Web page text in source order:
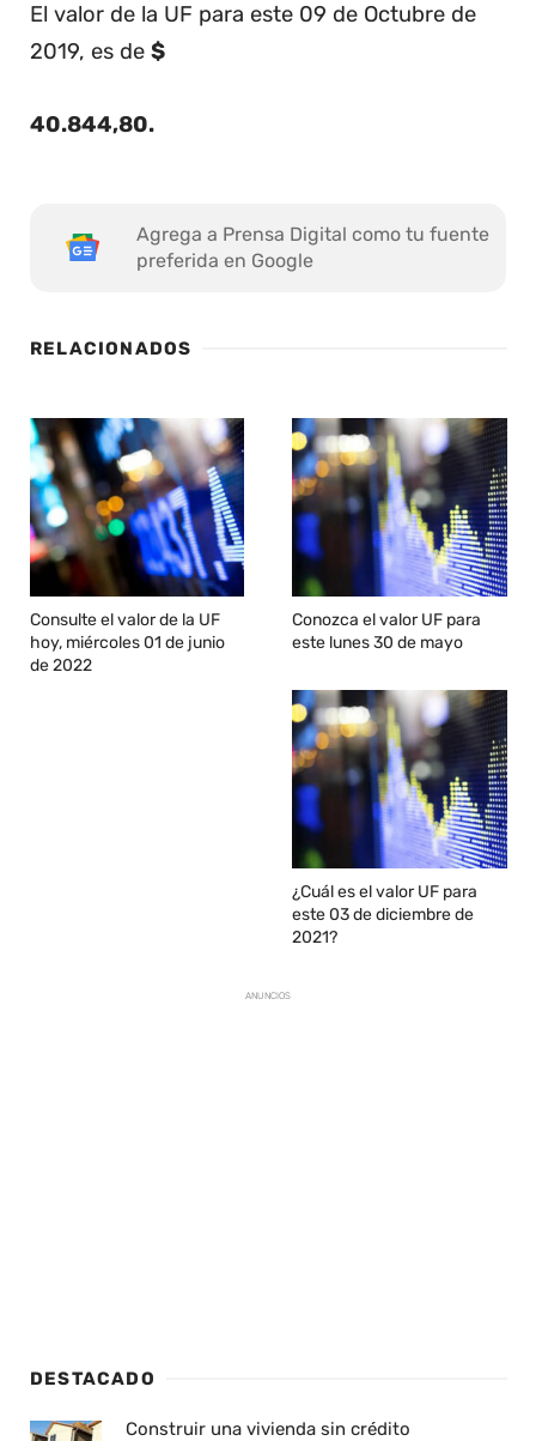
El valor de la UF para este 09 de Octubre de
2019, es de $
40.844,80.
Agrega a Prensa Digital como tu fuente
preferida en Google
RELACIONADOS
Consulte el valor de la UF
hoy, miércoles 01 de junio
de 2022
Conozca el valor UF para
este lunes 30 de mayo
¿Cuál es el valor UF para
este 03 de diciembre de
2021?
ANUNCIOS
DESTACADO
Construir una vivienda sin crédito